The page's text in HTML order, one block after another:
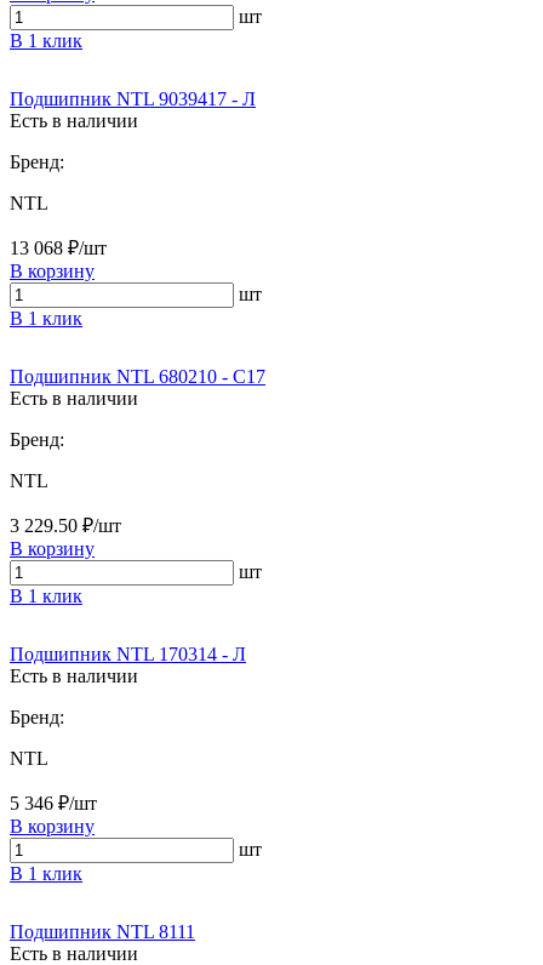
шт
В 1 клик
Подшипник NTL 9039417 - Л
Есть в наличии
Бренд:
NTL
13 068 ₽/шт
В корзину
шт
В 1 клик
Подшипник NTL 680210 - С17
Есть в наличии
Бренд:
NTL
3 229.50 ₽/шт
В корзину
шт
В 1 клик
Подшипник NTL 170314 - Л
Есть в наличии
Бренд:
NTL
5 346 ₽/шт
В корзину
шт
В 1 клик
Подшипник NTL 8111
Есть в наличии